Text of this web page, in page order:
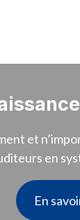
et
en
En